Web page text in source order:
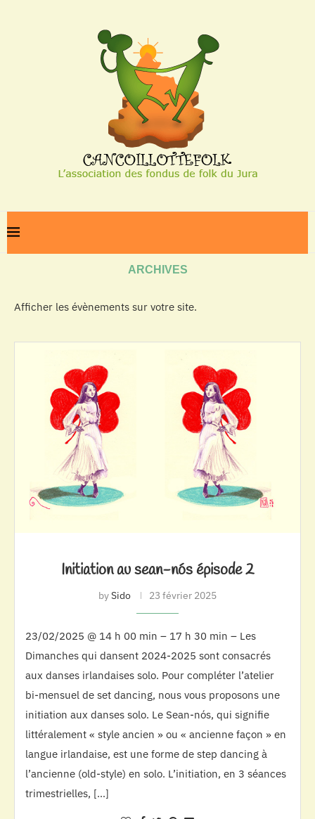
ARCHIVES
Afficher les évènements sur votre site.
Initiation au sean-nós épisode 2
bySido 23 février 2025
23/02/2025 @ 14 h 00 min – 17 h 30 min – Les
Dimanches qui dansent 2024-2025 sont consacrés
aux danses irlandaises solo. Pour compléter l’atelier
bi-mensuel de set dancing, nous vous proposons une
initiation aux danses solo. Le Sean-nós, qui signifie
littéralement « style ancien » ou « ancienne façon » en
langue irlandaise, est une forme de step dancing à
l’ancienne (old-style) en solo. L’initiation, en 3 séances
trimestrielles, […]